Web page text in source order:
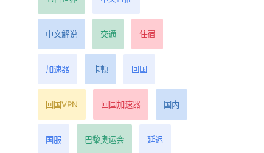
中文解说 交通 住宿
加速器 卡顿 回国
回国VPN 回国加速器 国内
国服 巴黎奥运会 延迟